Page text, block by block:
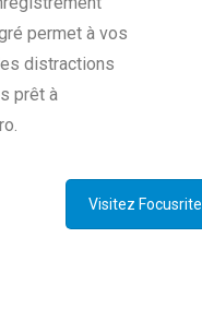
permet à vos
distractions
prêt à
Visitez Focusrite